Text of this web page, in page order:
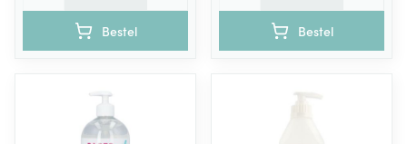
Bestel Bestel